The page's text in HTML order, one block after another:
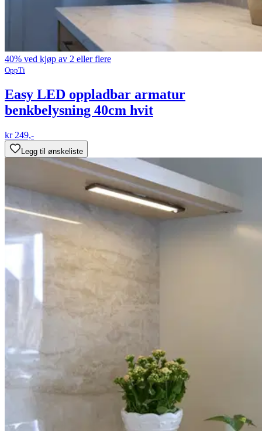
40% ved kjøp av 2 eller flere
OppTi
Easy LED oppladbar armatur
benkbelysning 40cm hvit
kr 249,-
Legg til ønskeliste